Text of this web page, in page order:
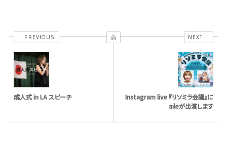
PREVIOUS
成人式 in LA スピーチ
NEXT
Instagram live 『リソミラ会議』に
aileが出演します